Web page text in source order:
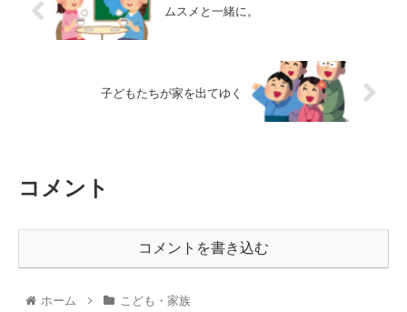
ムスメと一緒に。
子どもたちが家を出てゆく
コメント
コメントを書き込む
ホーム こども・家族